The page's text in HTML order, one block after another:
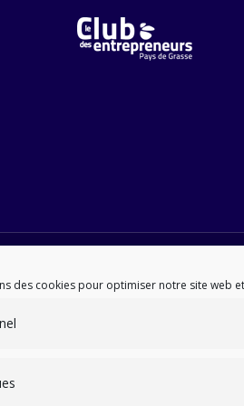
des cookies pour optimiser notre site web